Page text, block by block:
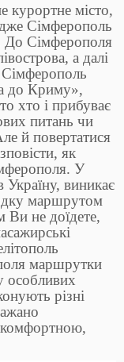
курортне місто,
Сімферополь
До Сімферополя
а далі
до Криму»,
хто і прибуває
питань чи
й повертатися
як
У
виникає
маршрутом
Ви не доїдете,
маршрутки
особливих
різні
комфортною,